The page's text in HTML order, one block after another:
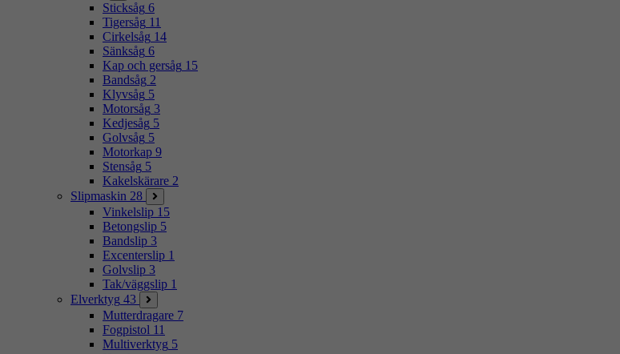
Sticksåg 6
Tigersåg 11
Cirkelsåg 14
Sänksåg 6
Kap och gersåg 15
Bandsåg 2
Klyvsåg 5
Motorsåg 3
Kedjesåg 5
Golvsåg 5
Motorkap 9
Stensåg 5
Kakelskärare 2
Slipmaskin 28
Vinkelslip 15
Betongslip 5
Bandslip 3
Excenterslip 1
Golvslip 3
Tak/väggslip 1
Elverktyg 43
Mutterdragare 7
Fogpistol 11
Multiverktyg 5